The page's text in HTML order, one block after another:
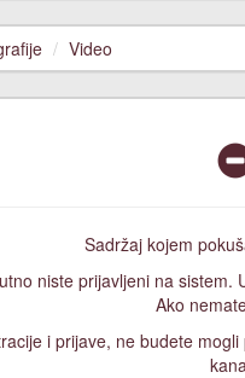
Video
Sadržaj kojem
niste prijavljeni na sistem.
Ako
i prijave, ne budete